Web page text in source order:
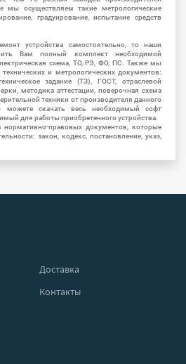
осуществляем такие метрологические
градуирование, испытание средств
устройства самостоятельно, то наши
Вам полный комплект необходимой
схема, ТО, РЭ, ФО, ПС. Также мы
и метрологических документов:
задание (ТЗ), ГОСТ, отраслевой
методика аттестации, поверочная схема
техники от производителя данного
можете скачать весь необходимый софт
для работы приобретенного устройства.
нормативно-правовых документов, которые
закон, кодекс, постановление, указ,
Доставка
Контакты